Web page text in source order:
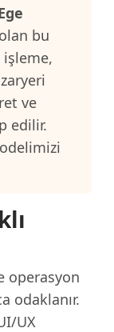
bu
ve
edilir.
operasyon
odaklanır.
UX